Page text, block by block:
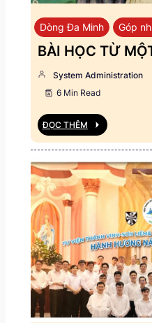
Dòng Đa Minh Góp
BÀI HỌC TỪ
System Administration
6 Min Read
ĐỌC THÊM